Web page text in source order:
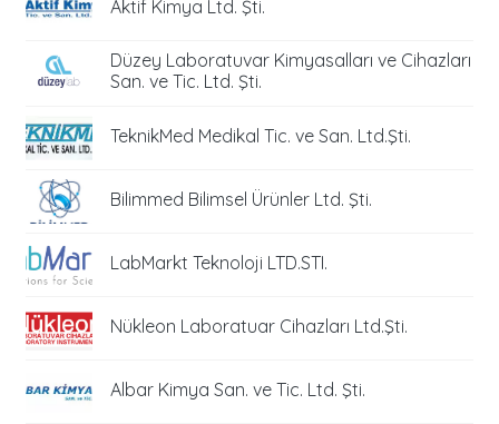
Aktif Kimya Ltd. Şti.
Düzey Laboratuvar Kimyasalları ve Cihazları
San. ve Tic. Ltd. Şti.
TeknikMed Medikal Tic. ve San. Ltd.Şti.
Bilimmed Bilimsel Ürünler Ltd. Şti.
LabMarkt Teknoloji LTD.STI.
Nükleon Laboratuar Cihazları Ltd.Şti.
Albar Kimya San. ve Tic. Ltd. Şti.